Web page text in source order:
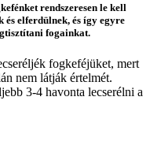
rendszeresen le kell
és elferdülnek, és így egyre
fogainkat.
fogkeféjüket, mert
nem látják értelmét.
3-4 havonta lecserélni a